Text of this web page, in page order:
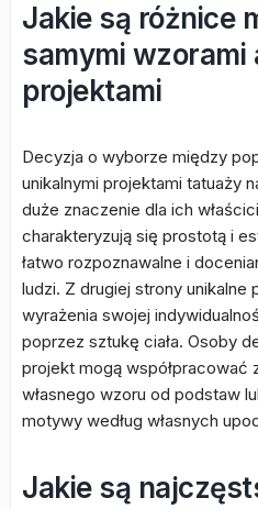
Jakie są różnice
samymi wzorami
projektami
Decyzja o wyborze między
unikalnymi projektami tatuaży
duże znaczenie dla ich
charakteryzują się prostotą i
łatwo rozpoznawalne i
ludzi. Z drugiej strony
wyrażenia swojej
poprzez sztukę ciała. Osoby
projekt mogą współpracować
własnego wzoru od podstaw
motywy według własnych
Jakie są